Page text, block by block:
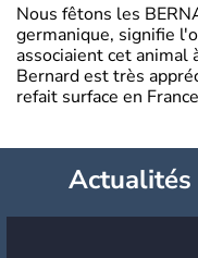
Nous fêtons les
germanique, signifie
associaient cet animal
Bernard est très
refait surface en
Actualités